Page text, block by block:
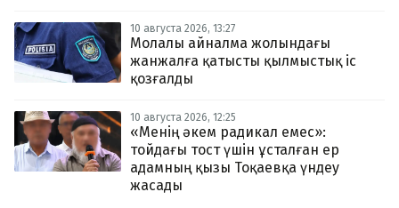
10 августа 2026, 13:27
Молалы айналма жолындағы
жанжалға қатысты қылмыстық іс
қозғалды
10 августа 2026, 12:25
«Менің әкем радикал емес»:
тойдағы тост үшін ұсталған ер
адамның қызы Тоқаевқа үндеу
жасады